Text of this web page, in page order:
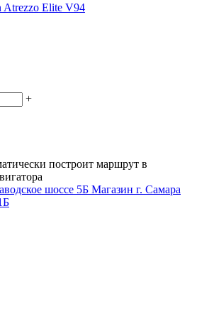
+
построит маршрут в
шоссе 5Б Магазин г. Самара